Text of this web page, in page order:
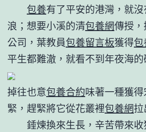
包養有了平安的港灣，就
浪；想要小溪的清包養網傳授
公司，葉教員包養留言板獲得
平生都難澈，就看不到年夜海
掉往也意包養合約味著一種獲
緊，趕緊將它從花叢裡包養網拉
錘煉換來生長，辛苦帶來收